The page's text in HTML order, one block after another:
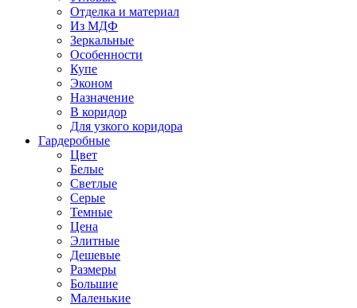
Отделка и материал
Из МДФ
Зеркальные
Особенности
Купе
Эконом
Назначение
В коридор
Для узкого коридора
Гардеробные
Цвет
Белые
Светлые
Серые
Темные
Цена
Элитные
Дешевые
Размеры
Большие
Маленькие